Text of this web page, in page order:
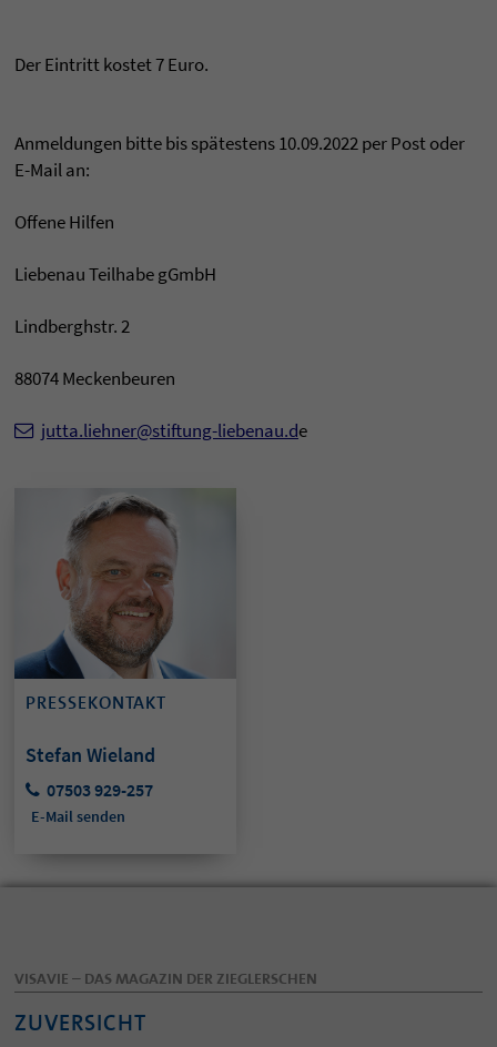
Der Eintritt kostet 7 Euro.
Anmeldungen bitte bis spätestens 10.09.2022 per Post oder
E-Mail an:
Offene Hilfen
Liebenau Teilhabe gGmbH
Lindberghstr. 2
88074 Meckenbeuren
jutta.liehner@stiftung-liebenau.de
PRESSEKONTAKT
Stefan Wieland
07503 929-257
E-Mail senden
VISAVIE – DAS MAGAZIN DER ZIEGLERSCHEN
ZUVERSICHT